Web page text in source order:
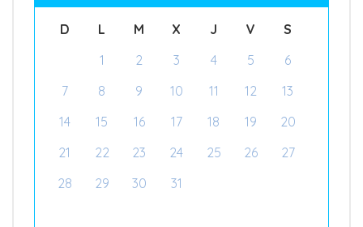
D L M X J V
S
1
2 3 4 5
6
7
8 9 10 11 12
13
14
15 16 17 18 19
20
21
22 23 24 25 26
27
28
29 30 31